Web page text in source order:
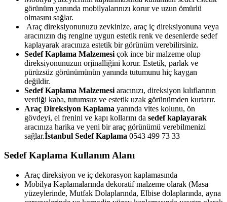
görünüm yanında mobilyalarınızı korur ve uzun ömürlü
olmasını sağlar.
Araç direksiyonunuzu zevkinize, araç iç direksiyonuna veya
aracınızın dış rengine uygun estetik renk ve desenlerde sedef
kaplayarak aracınıza estetik bir görünüm verebilirsiniz.
Sedef Kaplama Malzemesi çok ince bir malzeme olup
direksiyonunuzun orjinalliğini korur. Estetik, parlak ve
pürüzsüz görünümünün yanında tutumunu hiç kaygan
değildir.
Sedef Kaplama Malzemesi aracınızı, direksiyon kılıflarının
verdiği kaba, tutumsuz ve estetik uzak görünümden kurtarır.
Araç Direksiyon Kaplama yanında vites kolunu, ön
gövdeyi, el frenini ve kapı kollarını da sedef kaplayarak
aracınıza harika ve yeni bir araç görünümü verebilmenizi
sağlar.İstanbul Sedef Kaplama 0543 499 73 33
Sedef Kaplama Kullanım Alanı
Araç direksiyon ve iç dekorasyon kaplamasında
Mobilya Kaplamalarında dekoratif malzeme olarak (Masa
yüzeylerinde, Mutfak Dolaplarında, Elbise dolaplarında, ayna